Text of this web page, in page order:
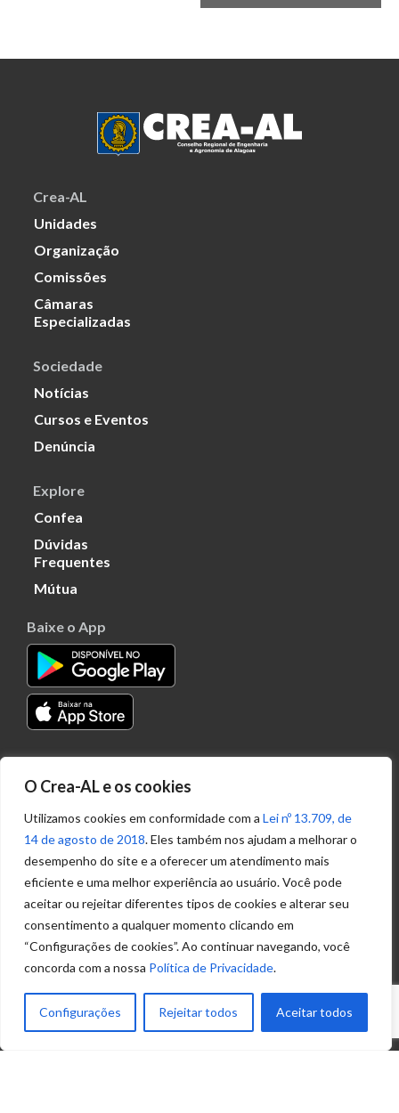
O Crea-AL e os cookies
Utilizamos cookies em conformidade com a Lei nº 13.709, de
14 de agosto de 2018. Eles também nos ajudam a melhorar o
desempenho do site e a oferecer um atendimento mais
eficiente e uma melhor experiência ao usuário. Você pode
aceitar ou rejeitar diferentes tipos de cookies e alterar seu
consentimento a qualquer momento clicando em
“Configurações de cookies”. Ao continuar navegando, você
concorda com a nossa Política de Privacidade.
Configurações Rejeitar todos Aceitar todos
Crea-AL
Unidades
Organização
Comissões
Câmaras
Especializadas
Sociedade
Notícias
Cursos e Eventos
Denúncia
Explore
Confea
Dúvidas
Frequentes
Mútua
Baixe o App
Transparência
Portal
Acesso à
Informação
Política de
Privacidade de
Ouvidoria
(82) 2123 0864
ouvidoria@crea-al.org.br
Fale Conosco